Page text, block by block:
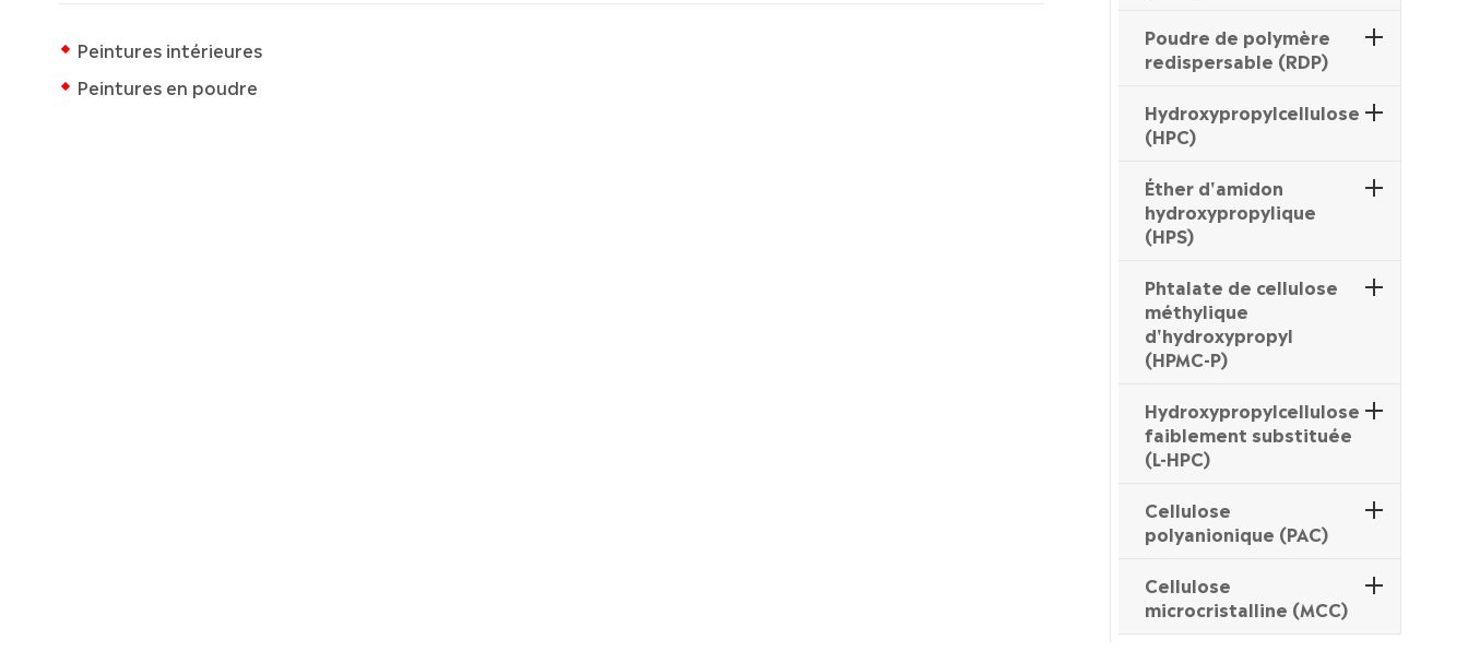
Peintures intérieures
Peintures en poudre
Poudre de polymère
redispersable (RDP)
Hydroxypropylcellulose
(HPC)
Éther d'amidon
hydroxypropylique
(HPS)
Phtalate de cellulose
méthylique
d'hydroxypropyl
(HPMC-P)
Hydroxypropylcellulose
faiblement substituée
(L-HPC)
Cellulose
polyanionique (PAC)
Cellulose
microcristalline (MCC)